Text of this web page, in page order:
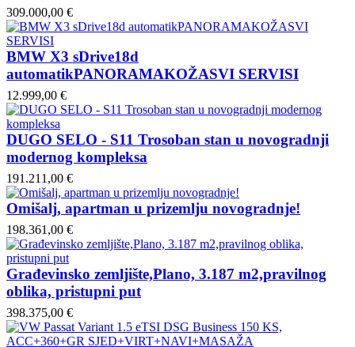
309.000,00 €
BMW X3 sDrive18d
automatikPANORAMAKOŽASVI SERVISI
12.999,00 €
DUGO SELO - S11 Trosoban stan u novogradnji
modernog kompleksa
191.211,00 €
Omišalj, apartman u prizemlju novogradnje!
198.361,00 €
Građevinsko zemljište,Plano, 3.187 m2,pravilnog
oblika, pristupni put
398.375,00 €